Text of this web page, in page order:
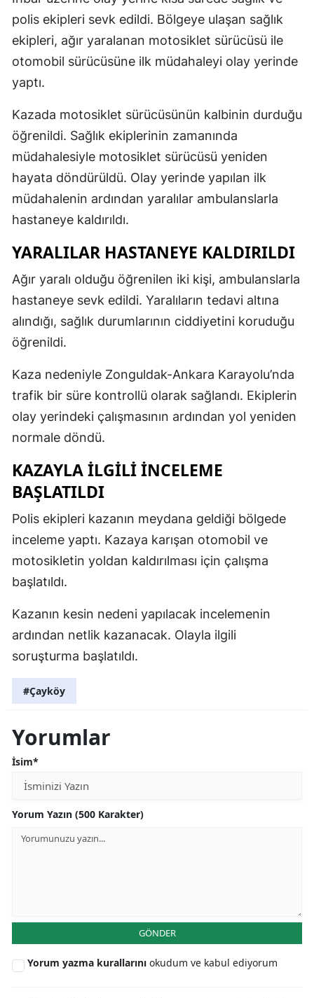
polis ekipleri sevk edildi. Bölgeye ulaşan sağlık
ekipleri, ağır yaralanan motosiklet sürücüsü ile
otomobil sürücüsüne ilk müdahaleyi olay yerinde
yaptı.
Kazada motosiklet sürücüsünün kalbinin durduğu
öğrenildi. Sağlık ekiplerinin zamanında
müdahalesiyle motosiklet sürücüsü yeniden
hayata döndürüldü. Olay yerinde yapılan ilk
müdahalenin ardından yaralılar ambulanslarla
hastaneye kaldırıldı.
YARALILAR HASTANEYE KALDIRILDI
Ağır yaralı olduğu öğrenilen iki kişi, ambulanslarla
hastaneye sevk edildi. Yaralıların tedavi altına
alındığı, sağlık durumlarının ciddiyetini koruduğu
öğrenildi.
Kaza nedeniyle Zonguldak-Ankara Karayolu’nda
trafik bir süre kontrollü olarak sağlandı. Ekiplerin
olay yerindeki çalışmasının ardından yol yeniden
normale döndü.
KAZAYLA İLGİLİ İNCELEME
BAŞLATILDI
Polis ekipleri kazanın meydana geldiği bölgede
inceleme yaptı. Kazaya karışan otomobil ve
motosikletin yoldan kaldırılması için çalışma
başlatıldı.
Kazanın kesin nedeni yapılacak incelemenin
ardından netlik kazanacak. Olayla ilgili
soruşturma başlatıldı.
#Çayköy
Yorumlar
İsim*
Yorum Yazın (500 Karakter)
GÖNDER
Yorum yazma kurallarını okudum ve kabul ediyorum